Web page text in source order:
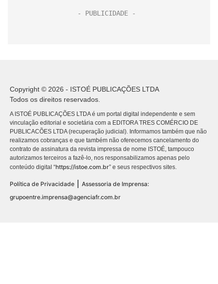
Copyright © 2026 - ISTOÉ PUBLICAÇÕES LTDA
Todos os direitos reservados.
A ISTOÉ PUBLICAÇÕES LTDA é um portal digital independente e sem
vinculação editorial e societária com a EDITORA TRES COMÉRCIO DE
PUBLICACÕES LTDA (recuperação judicial). Informamos também que não
realizamos cobranças e que também não oferecemos cancelamento do
contrato de assinatura da revista impressa de nome ISTOÉ, tampouco
autorizamos terceiros a fazê-lo, nos responsabilizamos apenas pelo
conteúdo digital “https://istoe.com.br” e seus respectivos sites.
Política de Privacidade
Assessoria de Imprensa:
grupoentre.imprensa@agenciafr.com.br